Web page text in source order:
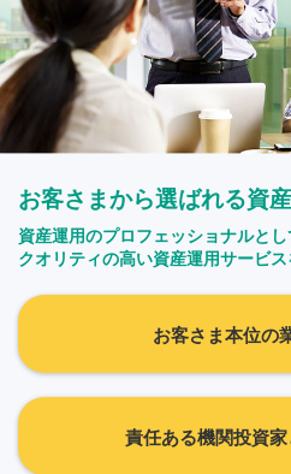
お客さまから選ばれる資
資産運用のプロフェッショナルとし
クオリティの高い資産運用サービス
お客さま本位の
責任ある機関投資